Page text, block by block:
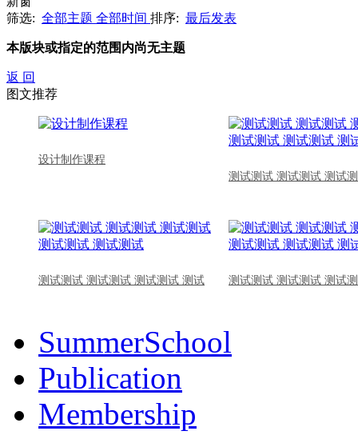
筛选: 全部主题 全部时间 排序: 最后发表
本版块或指定的范围内尚无主题
返 回
图文推荐
设计制作课程
测试测试 测试测试 测试
测试测试 测试测试 测试测试 测试 测试测试 测试测试 测试
SummerSchool
Publication
Membership